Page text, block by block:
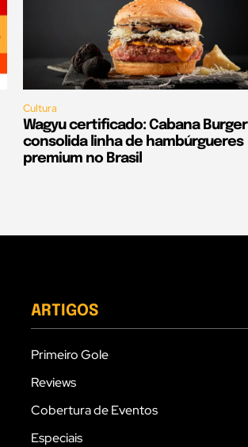
Cultura
Wagyu certificado: Cabana Burger
consolida linha de hambúrgueres
premium no Brasil
ARTIGOS
Primeiro Gole
Reviews
Cobertura de Eventos
Especiais